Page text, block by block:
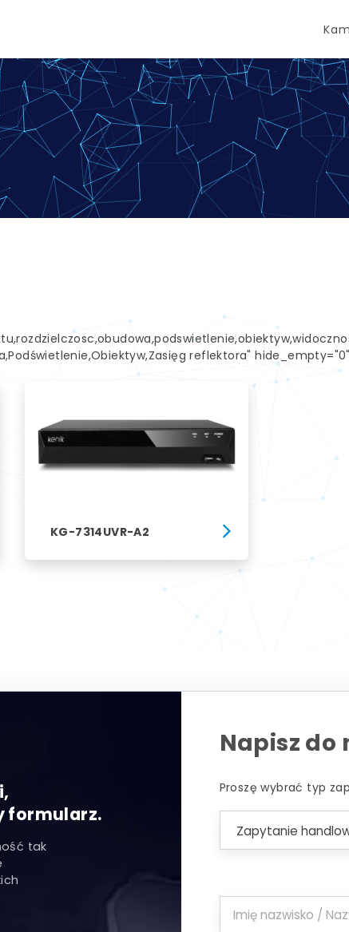
reflektora"
KG-7314UVR-A2
formularz.
tak
Napisz do
Proszę wybrać typ